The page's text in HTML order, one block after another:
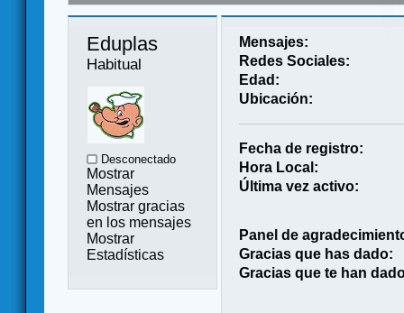
Eduplas
Habitual
Desconectado
Mostrar
Mensajes
Mostrar gracias
en los mensajes
Mostrar
Estadísticas
Mensajes:
Redes Sociales:
Edad:
Ubicación:
Fecha de registro:
Hora Local:
Última vez activo:
Panel de
Gracias que has dado:
Gracias que te han